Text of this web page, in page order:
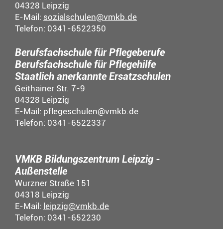
04328 Leipzig
E-Mail: sozialschulen@vmkb.de
Telefon: 0341-6522350
Berufsfachschule für Pflegeberufe
Berufsfachschule für Pflegehilfe
Staatlich anerkannte Ersatzschulen
Geithainer Str. 7-9
04328 Leipzig
E-Mail: pflegeschulen@vmkb.de
Telefon: 0341-6522337
VMKB Bildungszentrum Leipzig -
Außenstelle
Wurzner Straße 151
04318 Leipzig
E-Mail: leipzig@vmkb.de
Telefon: 0341-652230